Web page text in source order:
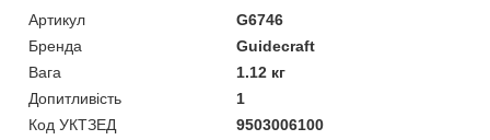
Артикул
G6746
Бренда
Guidecraft
Вага
1.12 кг
Допитливість
1
Код УКТЗЕД
9503006100